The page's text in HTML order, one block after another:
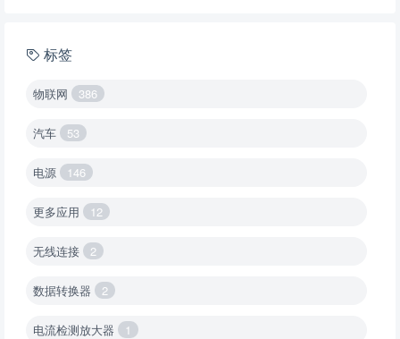
标签
物联网 386
汽车 53
电源 146
更多应用 12
无线连接 2
数据转换器 2
电流检测放大器 1